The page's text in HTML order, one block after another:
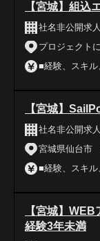
【宮城】組込
社名非公開求人
プロジェクト
■経験、スキ
【宮城】
社名非公開求人
宮城県仙台市
■経験、スキ
【宮城】
経験3年未満